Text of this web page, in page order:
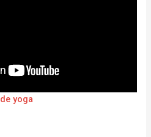
yoga